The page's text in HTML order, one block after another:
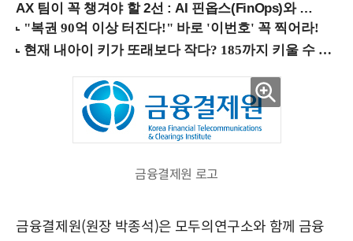
AX 팀이 꼭 챙겨야 할 2선 : AI 핀옵스(FinOps)와 토큰 거버넌스 (8/21 잠실역)
금융결제원 로고
금융결제원(원장 박종석)은 모두의연구소와 함께 금융